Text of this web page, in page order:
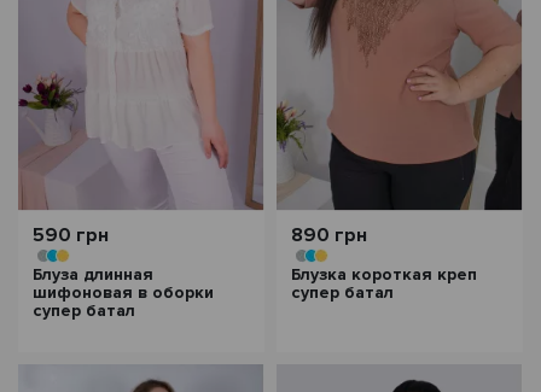
590 грн
Блуза длинная
шифоновая в оборки
супер батал
890 грн
Блузка короткая креп
супер батал